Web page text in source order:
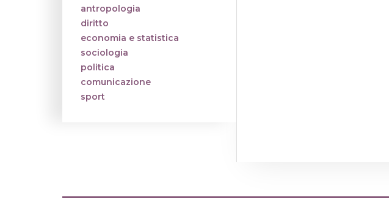
antropologia
diritto
economia e statistica
sociologia
politica
comunicazione
sport